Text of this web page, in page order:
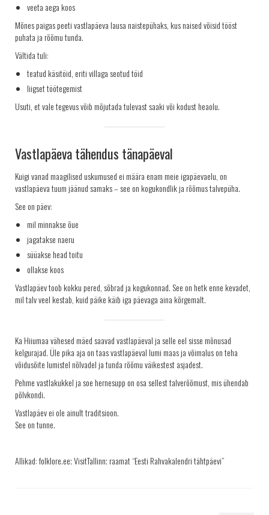
veeta aega koos
Mõnes paigas peeti vastlapäeva lausa naistepühaks, kus naised võisid tööst
puhata ja rõõmu tunda.
Vältida tuli:
teatud käsitöid, eriti villaga seotud töid
liigset töötegemist
Usuti, et vale tegevus võib mõjutada tulevast saaki või kodust heaolu.
Vastlapäeva tähendus tänapäeval
Kuigi vanad maagilised uskumused ei määra enam meie igapäevaelu, on
vastlapäeva tuum jäänud samaks – see on kogukondlik ja rõõmus talvepüha.
See on päev:
mil minnakse õue
jagatakse naeru
süüakse head toitu
ollakse koos
Vastlapäev toob kokku pered, sõbrad ja kogukonnad. See on hetk enne kevadet,
mil talv veel kestab, kuid päike käib iga päevaga aina kõrgemalt.
Ka Hiiumaa vähesed mäed saavad vastlapäeval ja selle eel sisse mõnusad
kelgurajad. Üle pika aja on taas vastlapäeval lumi maas ja võimalus on teha
võidusõite lumistel nõlvadel ja tunda rõõmu väikestest asjadest.
Pehme vastlakukkel ja soe hernesupp on osa sellest talverõõmust, mis ühendab
põlvkondi.
Vastlapäev ei ole ainult traditsioon.
See on tunne.
Allikad: folklore.ee; VisitTallinn; raamat “Eesti Rahvakalendri tähtpäevi”